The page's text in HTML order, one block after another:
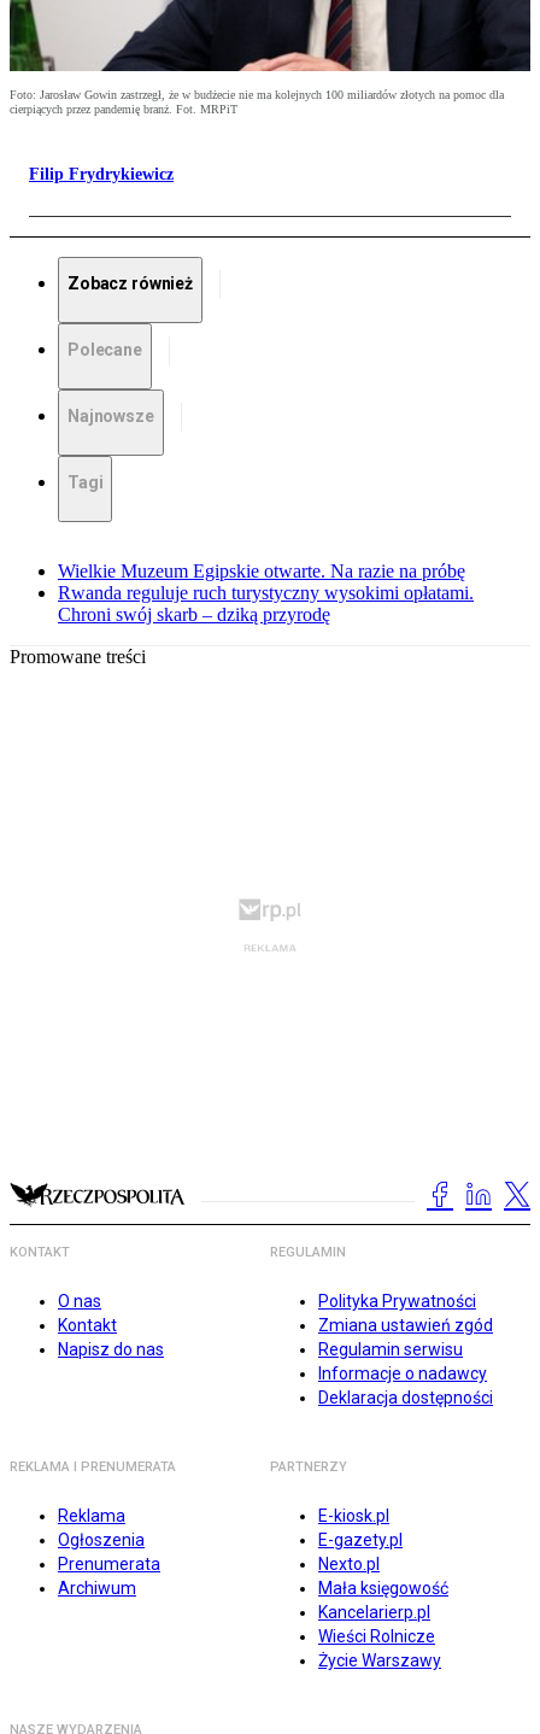
Foto: Jarosław Gowin zastrzegł, że w budżecie nie ma kolejnych 100 miliardów złotych na pomoc dla
cierpiących przez pandemię branż. Fot. MRPiT
Filip Frydrykiewicz
Zobacz również
Polecane
Najnowsze
Tagi
Wielkie Muzeum Egipskie otwarte. Na razie na próbę
Rwanda reguluje ruch turystyczny wysokimi opłatami.
Chroni swój skarb – dziką przyrodę
Promowane treści
KONTAKT
O nas
Kontakt
Napisz do nas
REGULAMIN
Polityka Prywatności
Zmiana ustawień zgód
Regulamin serwisu
Informacje o nadawcy
Deklaracja dostępności
REKLAMA I PRENUMERATA
Reklama
Ogłoszenia
Prenumerata
Archiwum
PARTNERZY
E-kiosk.pl
E-gazety.pl
Nexto.pl
Mała księgowość
Kancelarierp.pl
Wieści Rolnicze
Życie Warszawy
NASZE WYDARZENIA